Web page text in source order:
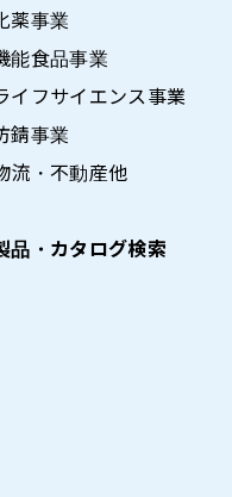
薬事業
能食品事業
イフサイエンス事業
錆事業
流・不動産他
品・カタログ検索